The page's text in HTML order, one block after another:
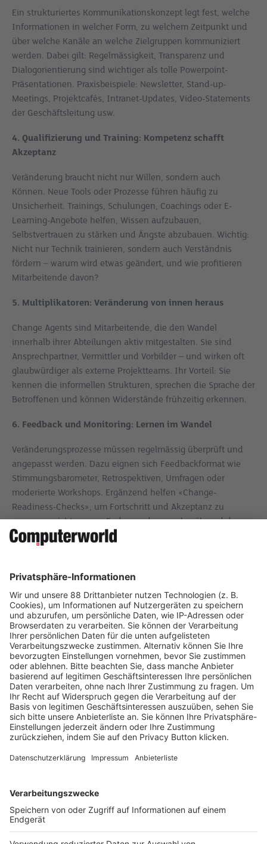
Ein strukturiertes Kommunikationskonzept legt fest, welche
Informationen in welcher Form, zu welchem Zeitpunkt und
über welche Kanäle an welche Zielgruppen kommuniziert
werden. Dabei gilt: Regelmässigkeit, Transparenz und
Dialogorientierung sind wichtiger als tolle Powerpoint-
Präsentationen. Praxisbeispiele: Newsletter, Stand-up-
Meetings, Projektcafés, Intranet-Updates, Video-Statements
der Geschäftsleitung usw.
4. Qualifizierung und Training: Kompetenz schafft
Akzeptanz
Veränderung braucht nicht nur Willen, sondern auch
Können. Neue Tools oder Prozesse führen häufig zu
Unsicherheit. Trainings, Schulungen, Coachings oder E-
Learning-Angebote helfen, Wissen aufzubauen,
Selbstvertrauen zu stärken und Ängste abzubauen. Wichtig:
Nicht nur Technik trainieren, sondern auch Verständnis
fördern – warum wird etwas geändert, und wie profitieren
Mitarbeitende davon?
5. Multiplikatoren: Veränderung von innen heraus
Change Agents sind Mitarbeitende, die den Wandel
innerhalb ihrer Abteilungen aktiv mitgestalten. Sie sind
Ansprechpartner, Vermittler und Vorbilder – und wirken oft
glaubwürdiger als externe Projektteams. Ihr Vorteil: Sie
kennen die informellen Strukturen, sprechen die Sprache der
Betroffenen und können Widerstände frühzeitig erkennen.
6. Feedback und Monitoring: Lernen im Wandel
Veränderungsprozesse müssen regelmässig überprüft und
angepasst werden. Dazu eignen sich Feedbackformat wie
Stimmungsbarometer, Retrospektiven, Umfragen oder
moderierte Workshops. Ergänzend helfen «Change-
Readiness-Checks», um Fortschritt und Akzeptanz zu
messen – nicht nur am Ende, sondern auch während des
Projekts. Nutzen: Frühzeitiges Erkennen von Widerständen
Auf Social Media teilen
DIGITALE TRANSFORMATIO
N ALS PRODUKTIVITÄTSMOT
OR